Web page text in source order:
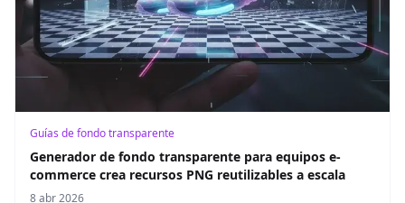
Guías de fondo transparente
Generador de fondo transparente para equipos e-
commerce crea recursos PNG reutilizables a escala
8 abr 2026